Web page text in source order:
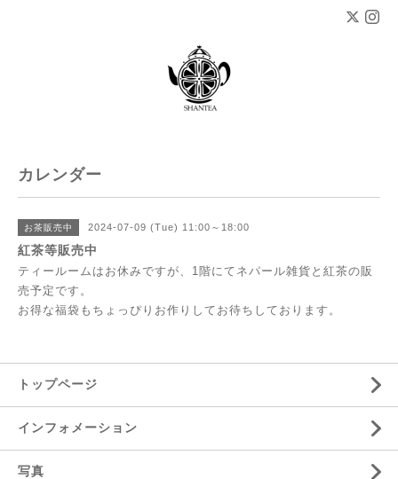
カレンダー
お茶販売中 2024-07-09 (Tue) 11:00～18:00
紅茶等販売中
ティールームはお休みですが、1階にてネパール雑貨と紅茶の販
売予定です。
お得な福袋もちょっぴりお作りしてお待ちしております。
トップページ
インフォメーション
写真